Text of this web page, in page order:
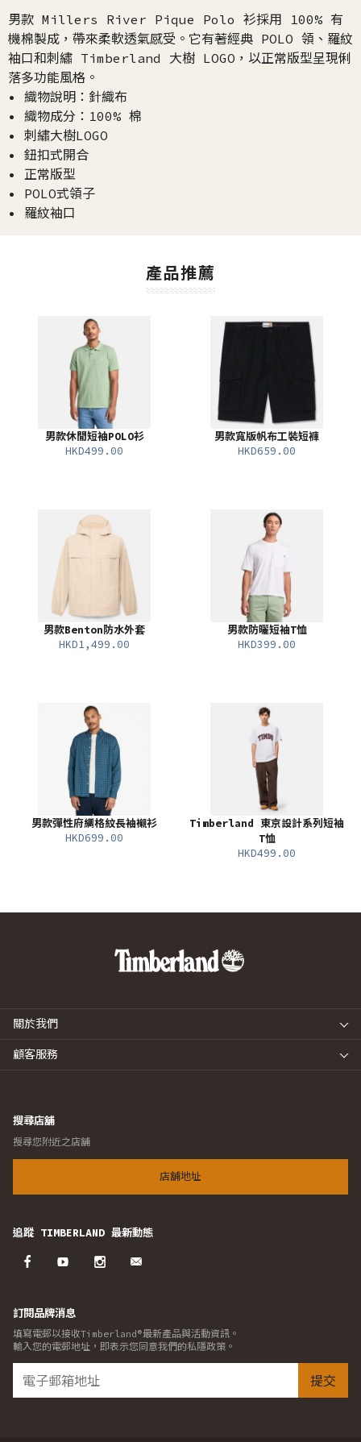
男款 Millers River Pique Polo 衫採用 100% 有
機棉製成，帶來柔軟透氣感受。它有著經典 POLO 領、羅紋
袖口和刺繡 Timberland 大樹 LOGO，以正常版型呈現俐
落多功能風格。
• 織物說明：針織布
• 織物成分：100% 棉
• 刺繡大樹LOGO
• 鈕扣式開合
• 正常版型
• POLO式領子
• 羅紋袖口
產品推薦
男款休閒短袖POLO衫
HKD499.00
男款寬版帆布工裝短褲
HKD659.00
男款Benton防水外套
HKD1,499.00
男款防曬短袖T恤
HKD399.00
男款彈性府綢格紋長袖襯衫
HKD699.00
Timberland 東京設計系列短袖
T恤
HKD499.00
關於我們
顧客服務
搜尋店舖
搜尋您附近之店舖
店舖地址
追蹤 TIMBERLAND 最新動態
訂閱品牌消息
填寫電郵以接收Timberland®最新產品與活動資訊。
輸入您的電郵地址，即表示您同意我們的私隱政策。
提交